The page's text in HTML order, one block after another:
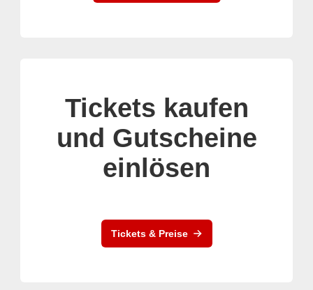
Tickets kaufen
und Gutscheine
einlösen
Tickets & Preise